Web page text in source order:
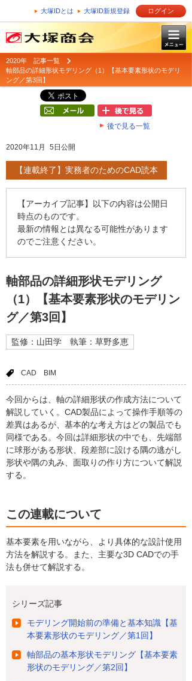
大塚IDとは 大塚ID新規登録 ログイン
2020年 記事一覧
軸部品の詳細形状モデリング（1）【基本要素形状のモデリ
ング／第3回】
後で見る一覧
2020年11月 5日公開
【連載終了】実務者のためのCAD読本
【アーカイブ記事】以下の内容は公開日
時点のものです。
最新の情報とは異なる可能性があります
のでご注意ください。
軸部品の詳細形状モデリング
（1）【基本要素形状のモデリン
グ／第3回】
監修：山田学 執筆：草野多恵
CAD BIM
今回からは、軸の詳細形状の作成方法について
解説していく。CAD製品によって操作手順等の
差異はあるが、基本的な考え方はどの製品でも
同様である。今回は詳細形状の中でも、先端部
に球形がある形状、段差部に設ける隅の逃がし
形状や隅の丸み、面取りの作り方について解説
する。
この連載について
基本要素を用いながら、より具体的な設計使用
方法を解説する。また、主要な3D CADでの手
法も併せて解説する。
シリーズ記事
モデリング開始前の準備と基本知識【基
本要素形状のモデリング／第1回】
軸部品の基本形状モデリング【基本要素
形状のモデリング／第2回】